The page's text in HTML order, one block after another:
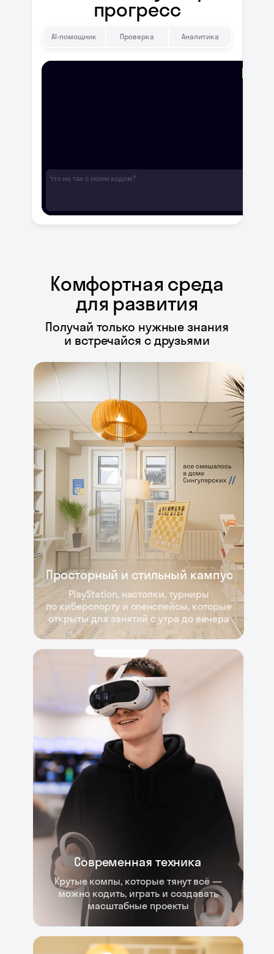
прогресс
AI-помощник Проверка Аналитика
Комфортная среда
для развития
Получай только нужные знания
и встречайся с друзьями
Просторный и стильный кампус
PlayStation, настолки, турниры
по киберспорту и опенспейсы, которые
открыты для занятий с утра до вечера
Современная техника
Крутые компы, которые тянут всё —
можно кодить, играть и создавать
масштабные проекты